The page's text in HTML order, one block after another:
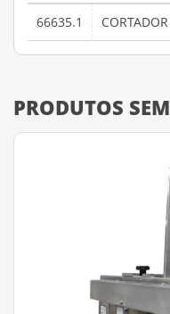
66635.1
PRODUTOS